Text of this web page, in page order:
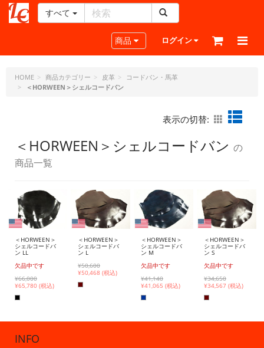
ー
ラ
フ
ト・
ェ
ー
すべて
Toggle navigation
商品 ログイン
HOME 商品カテゴリー 皮革
コードバン・馬革
＜HORWEEN＞シェルコードバン
表示の切替:
＜HORWEEN＞シェルコードバン の
商品一覧
＜HORWEEN＞
シェルコードバ
ン LL
欠品中です
¥66,000
¥65,780 (税込)
＜HORWEEN＞
シェルコードバ
ン L
¥50,600
¥50,468 (税込)
＜HORWEEN＞
シェルコードバ
ン M
欠品中です
¥41,140
¥41,065 (税込)
＜HORWEEN＞
シェルコードバ
ン S
欠品中です
¥34,650
¥34,567 (税込)
INFO